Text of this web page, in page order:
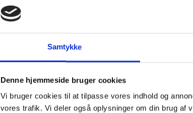
Samtykke
Denne hjemmeside bruger cookies
Vi bruger cookies til at tilpasse vores indhold og
vores trafik. Vi deler også oplysninger om din brug af
Vi leverer nøddesten – og alle vores øvrige
måde at modtage materialer på. Dels er
Du bestemmer, hvor din levering af nøddesten